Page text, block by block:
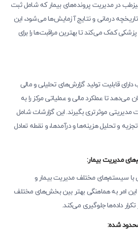
در مدیریت پرونده‌های بیمار که شامل ثبت
درمانی و نتایج آزمایش‌ها می‌شود، این
پزشکی کمک می‌کند تا بهترین مراقبت‌ها را برای
دارای قابلیت تولید گزارش‌های تحلیلی و مالی
می‌دهد تا عملکرد مالی و عملیاتی مرکز را به
موثرتری بگیرند. این گزارشات شامل
و تحلیل هزینه‌ها و درآمدها، و نقطه تعادل
مدیریت بیمار:
با سیستم‌های مختلف مدیریت بیمار و
این امر به هماهنگی بهتر بین بخش‌های مختلف
داده‌ها جلوگیری می‌کند.
شده: